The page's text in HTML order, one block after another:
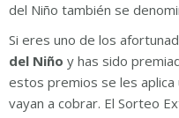
del Niño también se
Si eres uno de los
del Niño y has sido
estos premios se les aplica
vayan a cobrar. El Sorteo